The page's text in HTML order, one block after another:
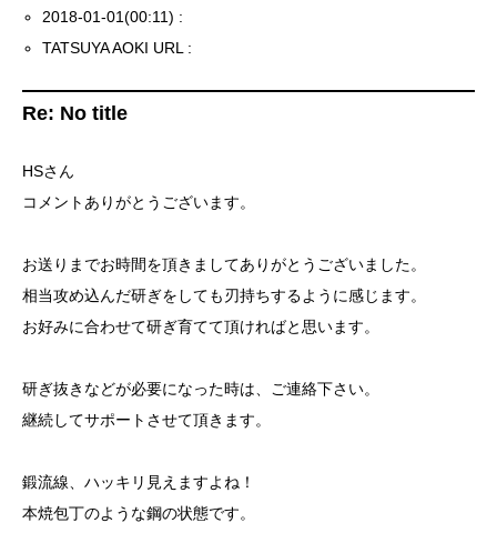
2018-01-01(00:11) :
TATSUYA AOKI URL :
Re: No title
HSさん
コメントありがとうございます。
お送りまでお時間を頂きましてありがとうございました。
相当攻め込んだ研ぎをしても刃持ちするように感じます。
お好みに合わせて研ぎ育てて頂ければと思います。
研ぎ抜きなどが必要になった時は、ご連絡下さい。
継続してサポートさせて頂きます。
鍛流線、ハッキリ見えますよね！
本焼包丁のような鋼の状態です。